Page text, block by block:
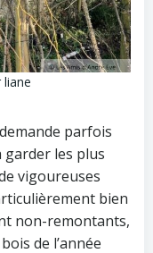
liane
parfois
garder les plus
vigoureuses
bien
non-remontants,
de l’année